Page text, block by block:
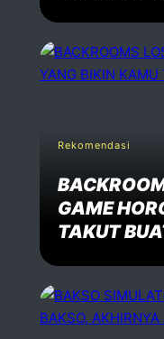
Rekomendasi
GAME
TAKUT